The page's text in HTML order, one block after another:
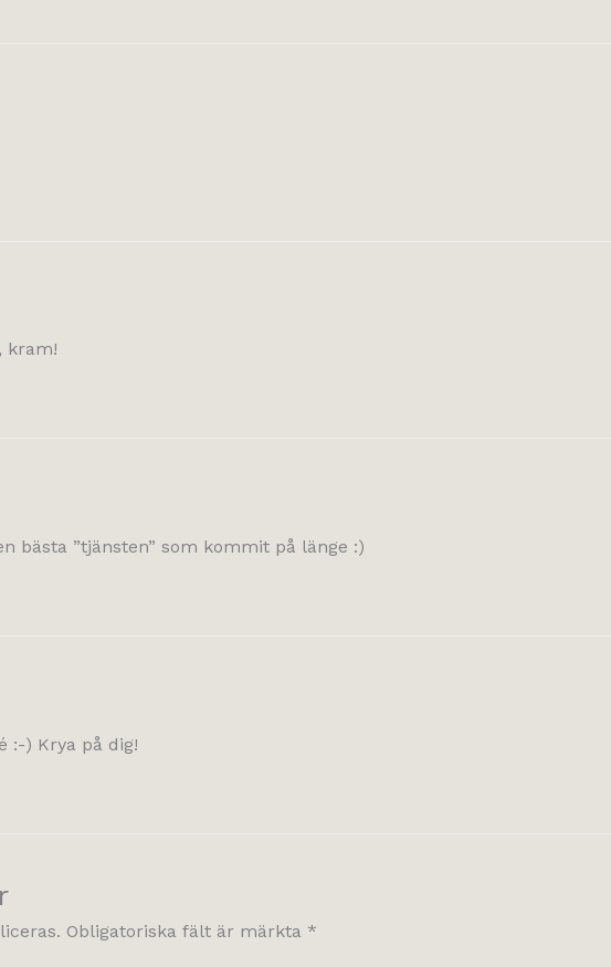
kram!
bästa ”tjänsten” som kommit på länge :)
:-) Krya på dig!
Obligatoriska fält är märkta *